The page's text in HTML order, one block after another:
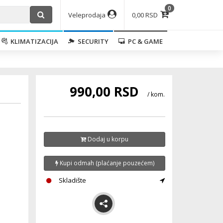
0,00 RSD
0
Veleprodaja
KLIMATIZACIJA SECURITY
PC & GAME
990,00 RSD / kom.
Dodaj u korpu
Kupi odmah (plaćanje pouzećem)
Skladište